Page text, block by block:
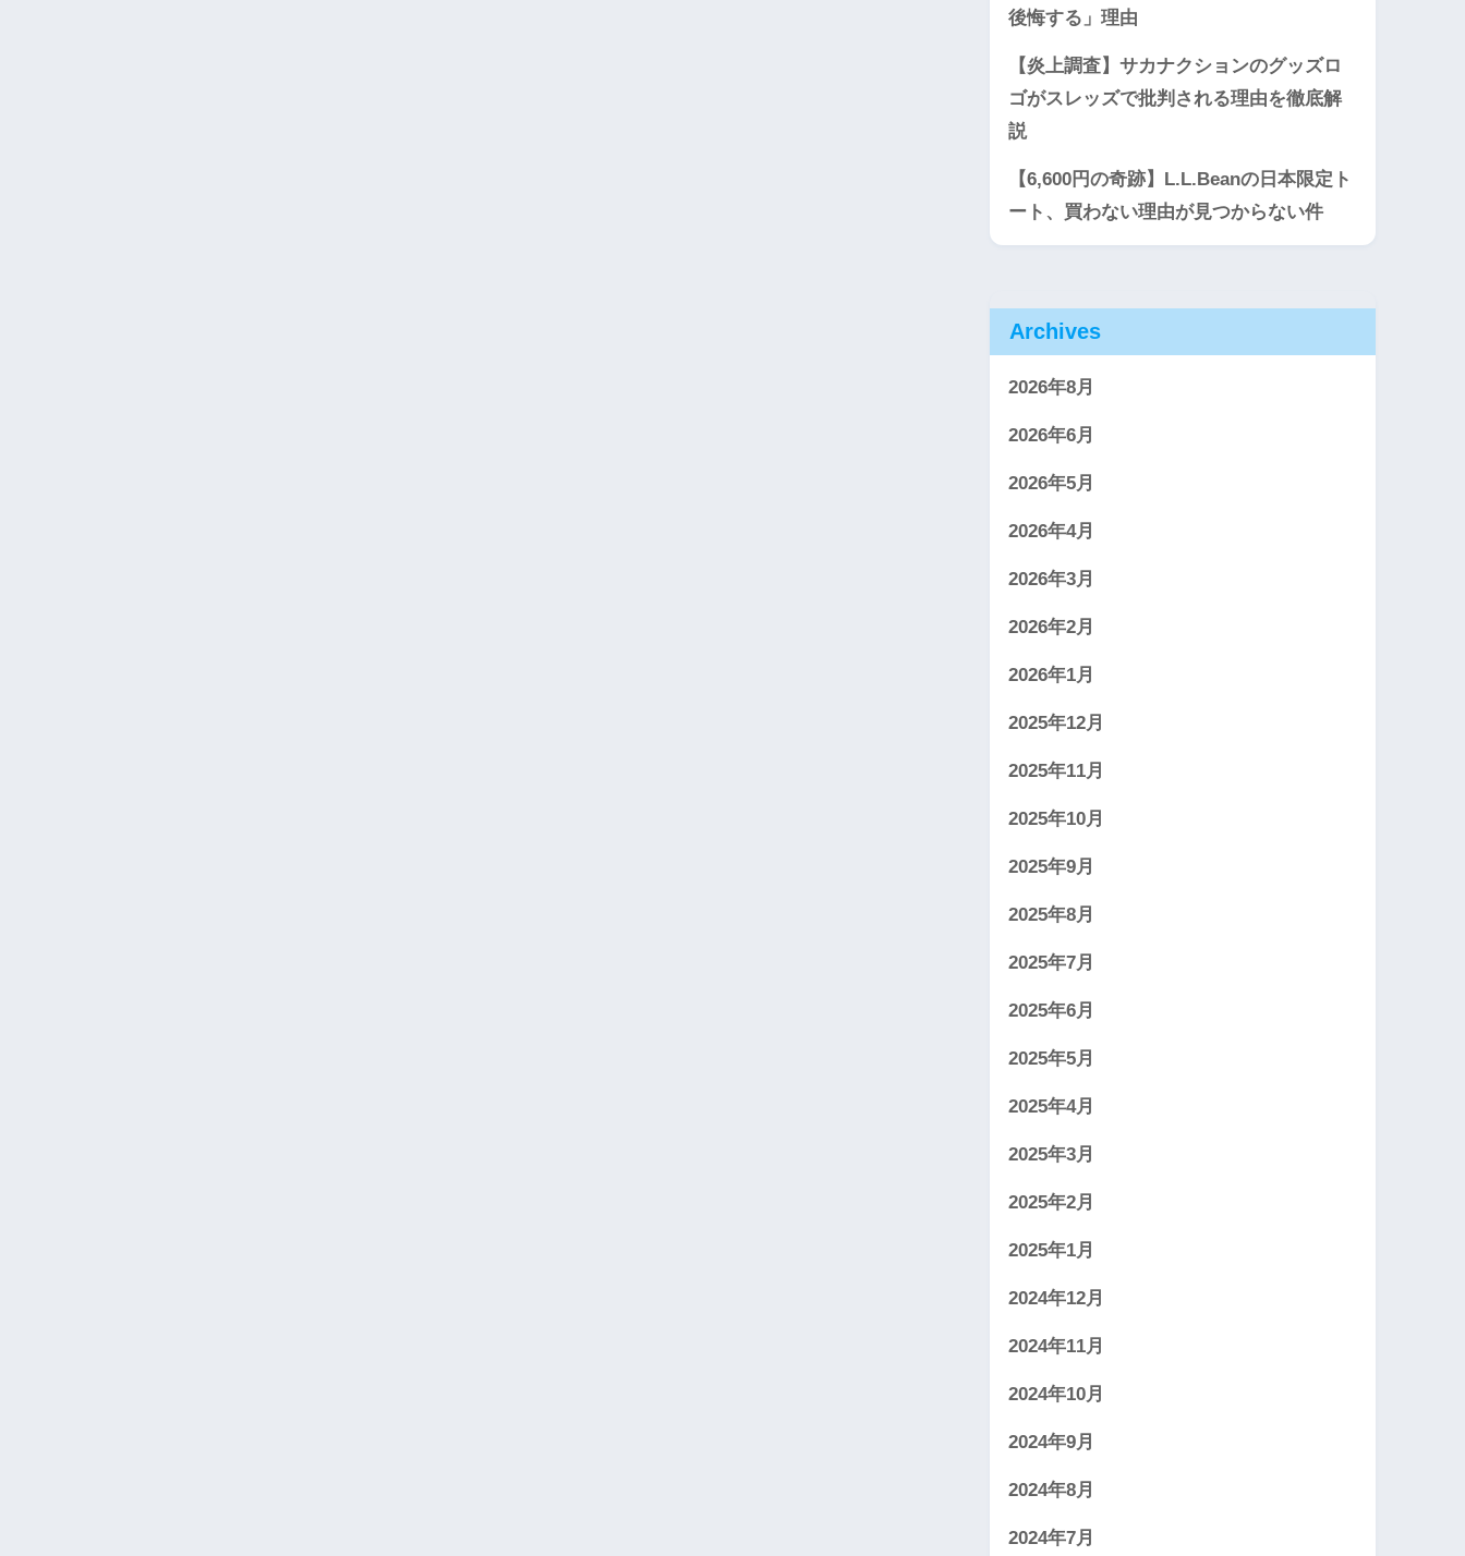
後悔する」理由
【炎上調査】サカナクションのグッズロ
ゴがスレッズで批判される理由を徹底解
説
【6,600円の奇跡】L.L.Beanの日本限定ト
ート、買わない理由が見つからない件
Archives
2026年8月
2026年6月
2026年5月
2026年4月
2026年3月
2026年2月
2026年1月
2025年12月
2025年11月
2025年10月
2025年9月
2025年8月
2025年7月
2025年6月
2025年5月
2025年4月
2025年3月
2025年2月
2025年1月
2024年12月
2024年11月
2024年10月
2024年9月
2024年8月
2024年7月